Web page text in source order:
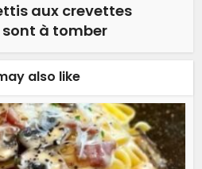
aux crevettes
sont à tomber
also like